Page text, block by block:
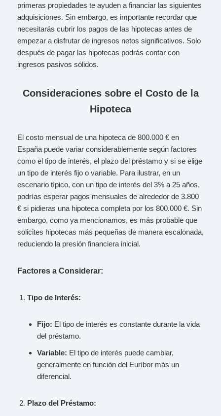
primeras propiedades te ayuden a financiar las siguientes
adquisiciones. Sin embargo, es importante recordar que
necesitarás cubrir los pagos de las hipotecas antes de
empezar a disfrutar de ingresos netos significativos. Solo
después de pagar las hipotecas podrás contar con
ingresos pasivos sólidos.
Consideraciones sobre el Costo de la
Hipoteca
El costo mensual de una hipoteca de 800.000 € en
España puede variar considerablemente según factores
como el tipo de interés, el plazo del préstamo y si se elige
un tipo de interés fijo o variable. Para ilustrar, en un
escenario típico, con un tipo de interés del 3% a 25 años,
podrías esperar pagos mensuales de alrededor de 3.800
€ si pidieras una hipoteca completa por los 800.000 €. Sin
embargo, como ya mencionamos, es más probable que
solicites hipotecas más pequeñas de manera escalonada,
reduciendo la presión financiera inicial.
Factores a Considerar:
Tipo de Interés:
Fijo: El tipo de interés es constante durante la vida
del préstamo.
Variable: El tipo de interés puede cambiar,
generalmente en función del Euríbor más un
diferencial.
Plazo del Préstamo: